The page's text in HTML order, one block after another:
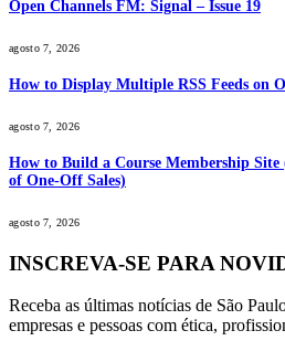
Open Channels FM: Signal – Issue 19
agosto 7, 2026
How to Display Multiple RSS Feeds on
agosto 7, 2026
How to Build a Course Membership Site
of One-Off Sales)
agosto 7, 2026
INSCREVA-SE PARA
Receba as últimas notícias de São
empresas e pessoas com ética,